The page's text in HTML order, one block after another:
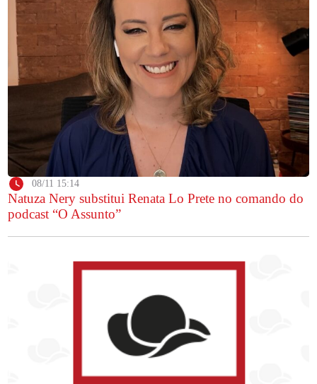
08/11 15:14
Natuza Nery substitui Renata Lo Prete no comando do
podcast “O Assunto”